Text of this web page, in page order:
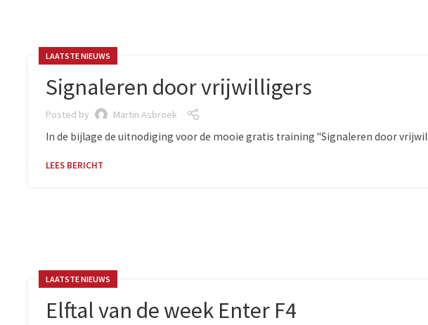
LAATSTE NIEUWS
Signaleren door vrijwilligers
Posted by Martin Asbroek
In de bijlage de uitnodiging voor de mooie gratis training "Signaleren door
LEES BERICHT
LAATSTE NIEUWS
Elftal van de week Enter F4